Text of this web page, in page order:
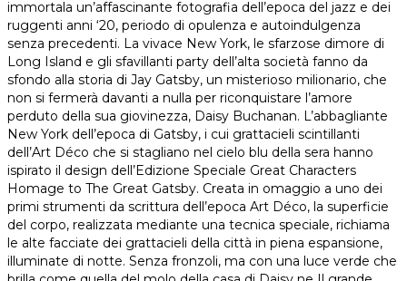
immortala un’affascinante fotografia dell’epoca del jazz e dei
ruggenti anni ‘20, periodo di opulenza e autoindulgenza
senza precedenti. La vivace New York, le sfarzose dimore di
Long Island e gli sfavillanti party dell’alta società fanno da
sfondo alla storia di Jay Gatsby, un misterioso milionario, che
non si fermerà davanti a nulla per riconquistare l’amore
perduto della sua giovinezza, Daisy Buchanan. L’abbagliante
New York dell’epoca di Gatsby, i cui grattacieli scintillanti
dell’Art Déco che si stagliano nel cielo blu della sera hanno
ispirato il design dell’Edizione Speciale Great Characters
Homage to The Great Gatsby. Creata in omaggio a uno dei
primi strumenti da scrittura dell’epoca Art Déco, la superficie
del corpo, realizzata mediante una tecnica speciale, richiama
le alte facciate dei grattacieli della città in piena espansione,
illuminate di notte. Senza fronzoli, ma con una luce verde che